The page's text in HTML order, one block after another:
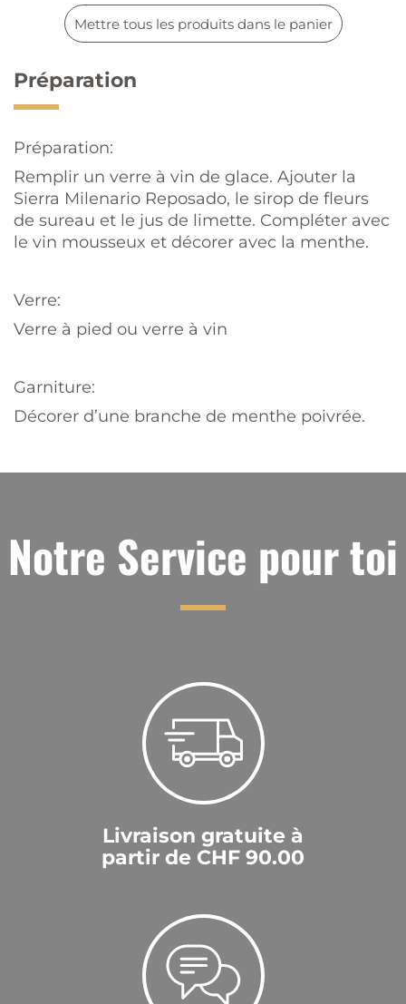
Mettre tous les produits dans le panier
Préparation
Préparation:
Remplir un verre à vin de glace. Ajouter la
Sierra Milenario Reposado, le sirop de fleurs
de sureau et le jus de limette. Compléter avec
le vin mousseux et décorer avec la menthe.
Verre:
Verre à pied ou verre à vin
Garniture:
Décorer d’une branche de menthe poivrée.
Notre Service pour toi
Livraison gratuite à
partir de CHF 90.00